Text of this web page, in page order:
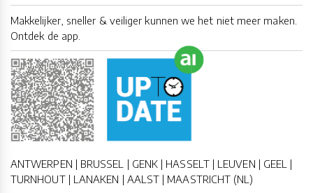
Makkelijker, sneller & veiliger kunnen we het niet meer maken.
Ontdek de app.
ANTWERPEN | BRUSSEL | GENK | HASSELT | LEUVEN | GEEL |
TURNHOUT | LANAKEN | AALST | MAASTRICHT (NL)